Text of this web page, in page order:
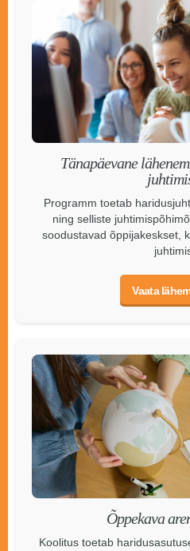
Tänapäevane
Programm toetab
ning selliste
soodustavad õppijakeskset,
Vaata
Õppekava
Koolitus toetab